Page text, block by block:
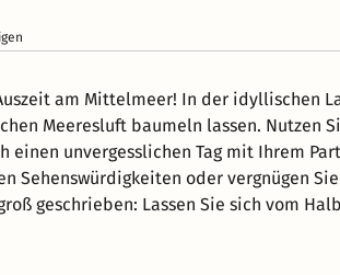
am Mittelmeer! In der idyllischen
Meeresluft baumeln lassen. Nutzen
einen unvergesslichen Tag mit Ihrem
Sehenswürdigkeiten oder vergnügen
geschrieben: Lassen Sie sich vom
und eine entspannte Atmosphäre